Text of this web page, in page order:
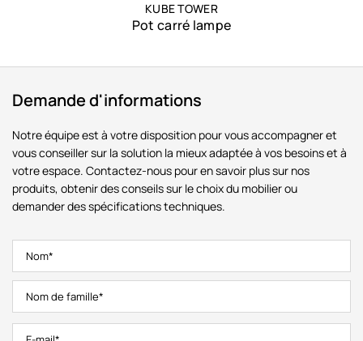
KUBE TOWER
Pot carré lampe
Demande d'informations
Notre équipe est à votre disposition pour vous accompagner et
vous conseiller sur la solution la mieux adaptée à vos besoins et à
votre espace. Contactez-nous pour en savoir plus sur nos
produits, obtenir des conseils sur le choix du mobilier ou
demander des spécifications techniques.